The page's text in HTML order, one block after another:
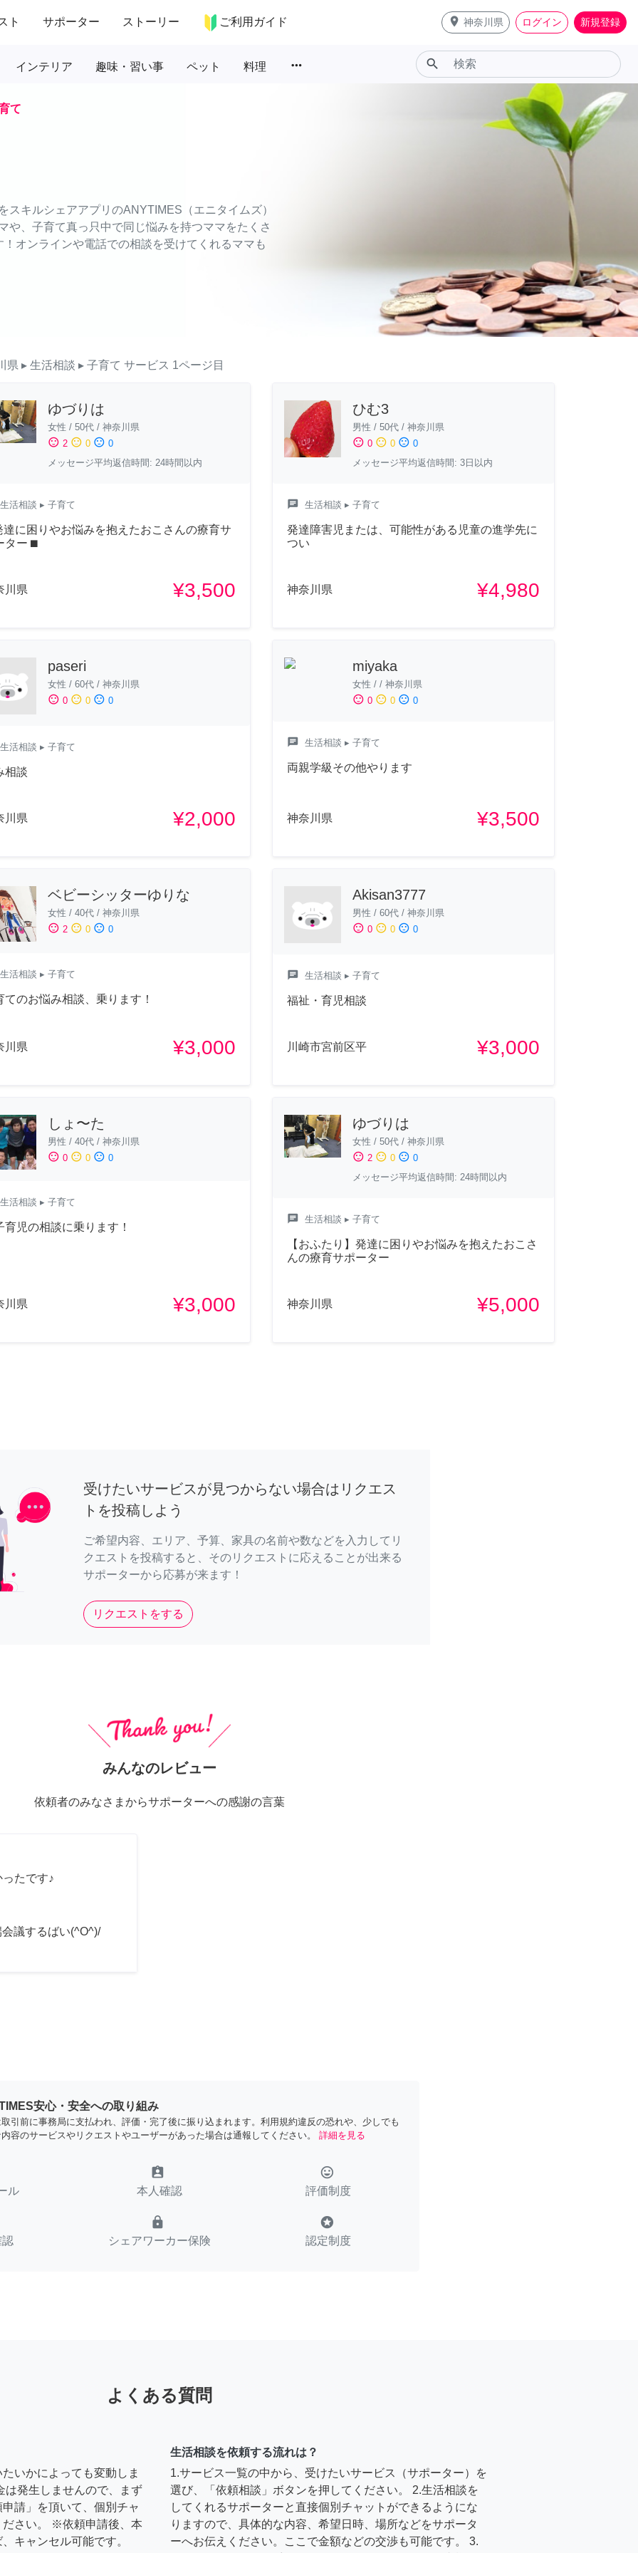
ト サポーター ストーリー ご利用ガイド place 神奈川県 ログイン 新規登録
インテリア 趣味・習い事 ペット 料理 more_horiz search
て
キルシェアアプリのANYTIMES（エニタイムズ）
や、子育て真っ只中で同じ悩みを持つママをたくさ
オンラインや電話での相談を受けてくれるママも
県 ▸ 生活相談 ▸ 子育て サービス 1ページ目
ゆづりは
女性 / 50代 / 神奈川県
sentiment_satisfied 2 sentiment_neutral 0 sentiment_dissatisfied 0
メッセージ平均返信時間: 24時間以内
生活相談 ▸ 子育て
達に困りやお悩みを抱えたおこさんの療育サ
ター ⬛︎
川県 ¥3,500
ひむ3
男性 / 50代/ 神奈川県
sentiment_satisfied 0 sentiment_neutral 0 sentiment_dissatisfied 0
メッセージ平均返信時間: 3日以内
chat 生活相談 ▸ 子育て
発達障害児または、可能性がある児童の進学先に
つい
神奈川県 ¥4,980
paseri
女性 / 60代 / 神奈川県
sentiment_satisfied 0 sentiment_neutral 0 sentiment_dissatisfied 0
生活相談 ▸ 子育て
相談
川県 ¥2,000
miyaka
女性 / / 神奈川県
sentiment_satisfied 0 sentiment_neutral 0 sentiment_dissatisfied 0
chat 生活相談 ▸ 子育て
両親学級その他やります
神奈川県 ¥3,500
ベビーシッターゆりな
女性 / 40代 / 神奈川県
sentiment_satisfied 2 sentiment_neutral 0 sentiment_dissatisfied 0
生活相談 ▸ 子育て
てのお悩み相談、乗ります！
川県 ¥3,000
Akisan3777
男性 / 60代/ 神奈川県
sentiment_satisfied 0 sentiment_neutral 0 sentiment_dissatisfied 0
chat 生活相談 ▸ 子育て
福祉・育児相談
川崎市宮前区平 ¥3,000
しょ〜た
男性 / 40代 / 神奈川県
sentiment_satisfied 0 sentiment_neutral 0 sentiment_dissatisfied 0
生活相談 ▸ 子育て
育児の相談に乗ります！
川県 ¥3,000
ゆづりは
女性 / 50代/ 神奈川県
sentiment_satisfied 2 sentiment_neutral 0 sentiment_dissatisfied 0
メッセージ平均返信時間: 24時間以内
chat 生活相談 ▸ 子育て
【おふたり】発達に困りやお悩みを抱えたおこさ
んの療育サポーター
神奈川県 ¥5,000
受けたいサービスが見つからない場合はリクエス
トを投稿しよう
ご希望内容、エリア、予算、家具の名前や数などを入力してリ
クエストを投稿すると、そのリクエストに応えることが出来る
サポーターから応募が来ます！
リクエストをする
みんなのレビュー
依頼者のみなさまからサポーターへの感謝の言葉
ったです♪
議するばい(^O^)/
安心・安全への取り組み
引前に事務局に支払われ、評価・完了後に振り込まれます。利用規約違反の恐れや、少しでも
容のサービスやリクエストやユーザーがあった場合は通報してください。
詳細を見る
ル
assignment_ind
本人確認
tag_faces
評価制度
lock
シェアワーカー保険
stars
認定制度
よくある質問
いかによっても変動しま
は発生しませんので、まず
請」を頂いて、個別チャ
さい。 ※依頼申請後、本
キャンセル可能です。
生活相談を依頼する流れは？
1.サービス一覧の中から、受けたいサービス（サポーター）を
選び、「依頼相談」ボタンを押してください。 2.生活相談を
してくれるサポーターと直接個別チャットができるようにな
りますので、具体的な内容、希望日時、場所などをサポータ
ーへお伝えください。ここで金額などの交渉も可能です。 3.